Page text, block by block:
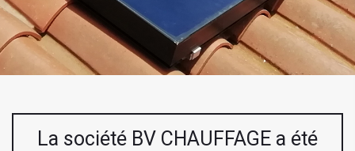
La société BV CHAUFFAGE a été